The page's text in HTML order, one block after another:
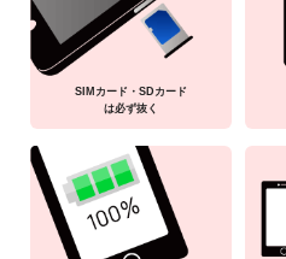
SIMカード・SDカード
は必ず抜く